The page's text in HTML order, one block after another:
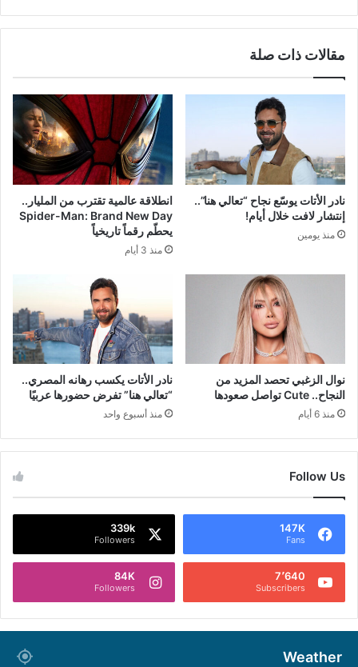
مقالات ذات صلة
نادر الأتات يوسّع نجاح “تعالي هنا”..
إنتشار لافت خلال أيام!
منذ يومين
انطلاقة عالمية تقترب من المليار..
Spider-Man: Brand New Day
يحطّم رقماً تاريخياً
منذ 3 أيام
نوال الزغبي تحصد المزيد من
النجاح.. Cute تواصل صعودها
منذ 6 أيام
نادر الأتات يكسب رهانه المصري..
“تعالي هنا” تفرض حضورها عربيًا
منذ أسبوع واحد
Follow Us
147K
Fans
339k
Followers
7٬640
Subscribers
84K
Followers
Weather